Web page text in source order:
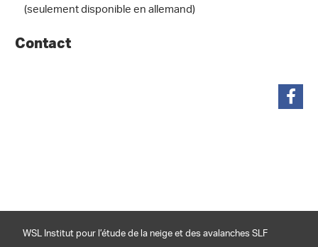
(seulement disponible en allemand)
Contact
WSL Institut pour l’étude de la neige et des avalanches SLF